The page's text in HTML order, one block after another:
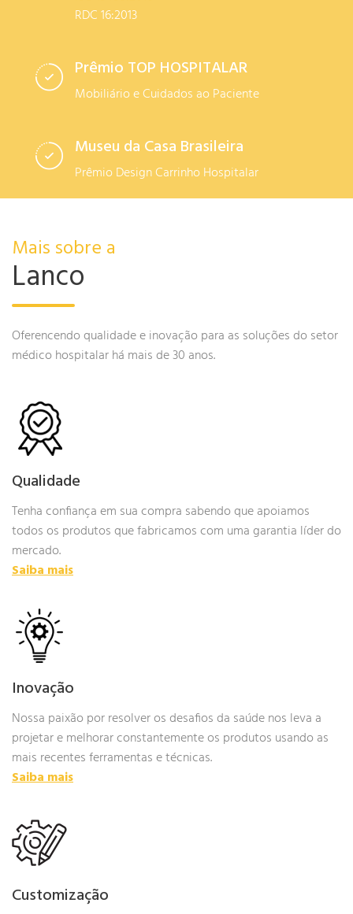
RDC 16:2013
Prêmio TOP HOSPITALAR
Mobiliário e Cuidados ao Paciente
Museu da Casa Brasileira
Prêmio Design Carrinho Hospitalar
Mais sobre a
Lanco
Oferencendo qualidade e inovação para as soluções do setor
médico hospitalar há mais de 30 anos.
Qualidade
Tenha confiança em sua compra sabendo que apoiamos
todos os produtos que fabricamos com uma garantia líder do
mercado.
Saiba mais
Inovação
Nossa paixão por resolver os desafios da saúde nos leva a
projetar e melhorar constantemente os produtos usando as
mais recentes ferramentas e técnicas.
Saiba mais
Customização